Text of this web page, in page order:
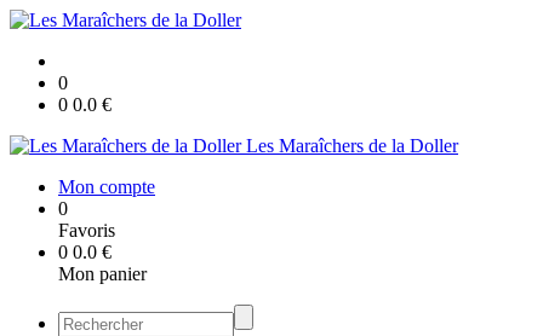
0
0 0.0 €
Les Maraîchers de la Doller
Mon compte
0
Favoris
0 0.0 €
Mon panier